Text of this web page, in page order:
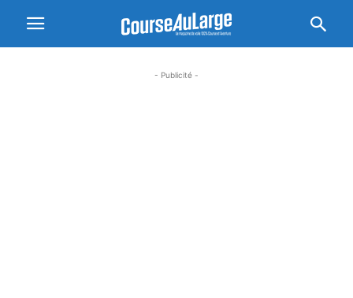
- Publicité -